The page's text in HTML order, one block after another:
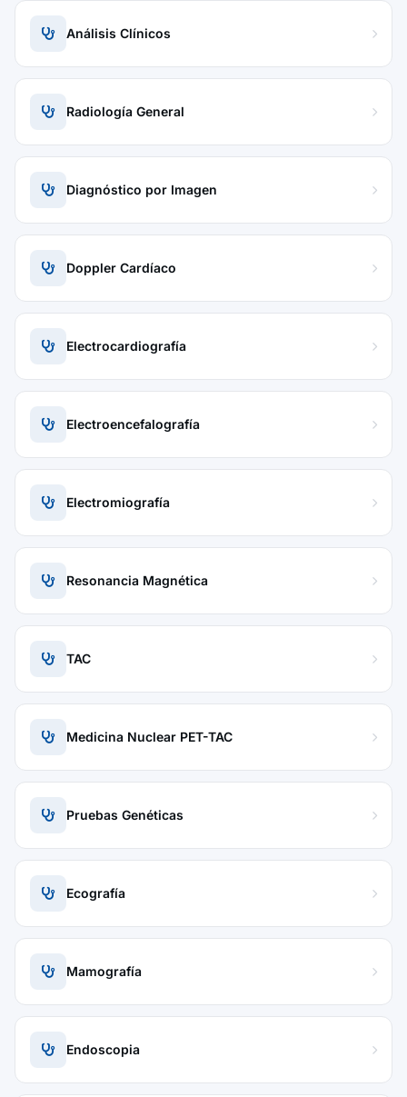
Análisis Clínicos
Radiología General
Diagnóstico por Imagen
Doppler Cardíaco
Electrocardiografía
Electroencefalografía
Electromiografía
Resonancia Magnética
TAC
Medicina Nuclear PET-TAC
Pruebas Genéticas
Ecografía
Mamografía
Endoscopia